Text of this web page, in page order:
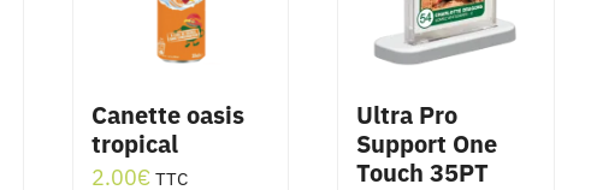
Canette oasis
tropical
2.00€ TTC
Ultra Pro
Support One
Touch 35PT